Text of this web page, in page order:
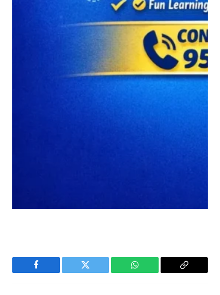
Facebook Twitter WhatsApp
Copy